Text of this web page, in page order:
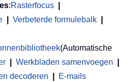
:Rasterfocus
Verbeterde formulebalk
(Automatische
Werkbladen samenvoegen
decoderen
E-mails